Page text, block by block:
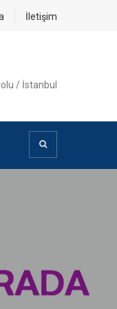
İletişim
/ İstanbul